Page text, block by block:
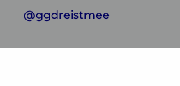
@ggdreistmee